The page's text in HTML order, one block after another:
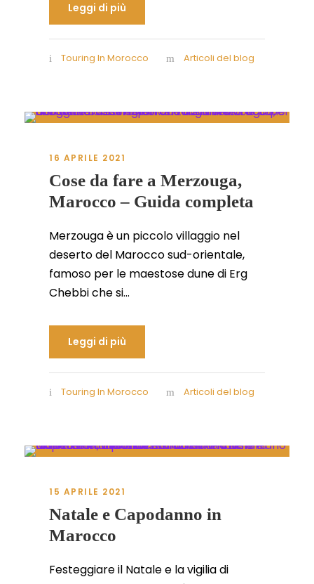
Leggi di più
Touring In Morocco Articoli del blog
16 APRILE 2021
Cose da fare a Merzouga,
Marocco – Guida completa
Merzouga è un piccolo villaggio nel
deserto del Marocco sud-orientale,
famoso per le maestose dune di Erg
Chebbi che si...
Leggi di più
Touring In Morocco Articoli del blog
15 APRILE 2021
Natale e Capodanno in
Marocco
Festeggiare il Natale e la vigilia di